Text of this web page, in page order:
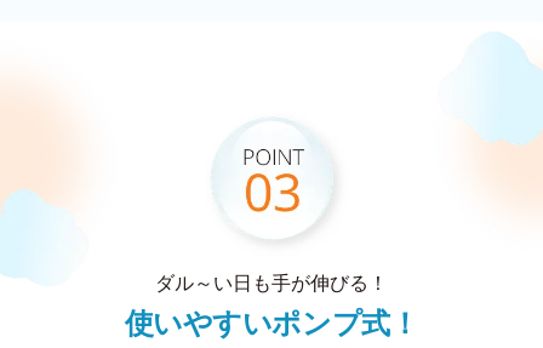
ダル～い日も手が伸びる！
使いやすいポンプ式！